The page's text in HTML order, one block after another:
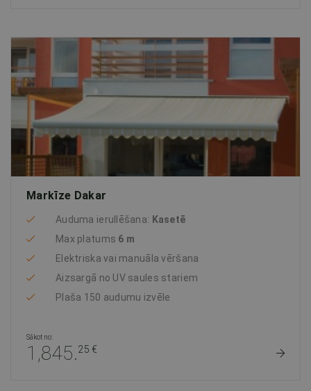
Markīze Dakar
Auduma ierullēšana: Kasetē
Max platums 6 m
Elektriska vai manuāla vēršana
Aizsargā no UV saules stariem
Plaša 150 audumu izvēle
Sākot no:
1,845.25 €